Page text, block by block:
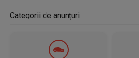
Categorii de anunțuri